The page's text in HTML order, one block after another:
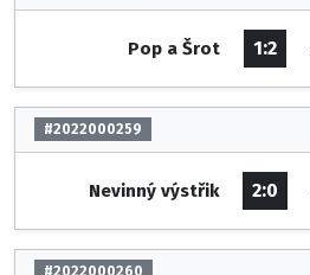
Pop a Šrot 1:2
#2022000259
Nevinný výstřik 2:0
#2022000260